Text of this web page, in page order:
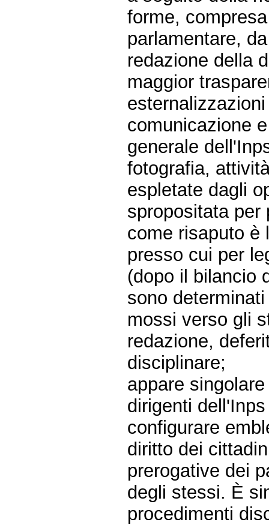
forme,
parlamentare,
redazione della
maggior
comunicazione
generale
fotografia,
espletate dagli
spropositata per
come risaputo è
presso cui per
(dopo il bilancio
sono
mossi verso gli
redazione,
disciplinare;
appare
dirigenti
configurare
diritto dei
prerogative dei
degli stessi. È
procedimenti